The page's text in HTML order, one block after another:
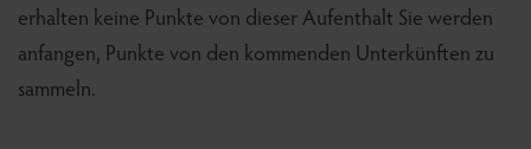
erhalten keine Punkte von dieser Aufenthalt Sie werden
anfangen, Punkte von den kommenden Unterkünften zu
sammeln.